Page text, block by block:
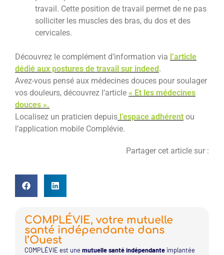
travail. Cette position de travail permet de ne pas
solliciter les muscles des bras, du dos et des
cervicales.
Découvrez le complément d’information via l’article
dédié aux postures de travail sur indeed .
Avez-vous pensé aux médecines douces pour soulager
vos douleurs, découvrez l’article « Et les médecines
douces ».
Localisez un praticien depuis l’espace adhérent ou
l’application mobile Complévie.
Partager cet article sur :
COMPLÉVIE, votre mutuelle
santé indépendante dans
l’Ouest
COMPLÉVIE est unemutuelle santé indépendante implantée